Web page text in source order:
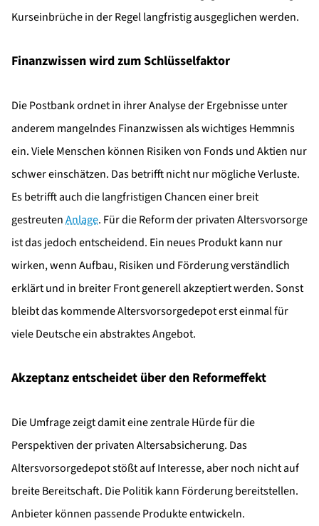
Kurseinbrüche in der Regel langfristig ausgeglichen werden.
Finanzwissen wird zum Schlüsselfaktor
Die Postbank ordnet in ihrer Analyse der Ergebnisse unter
anderem mangelndes Finanzwissen als wichtiges Hemmnis
ein. Viele Menschen können Risiken von Fonds und Aktien nur
schwer einschätzen. Das betrifft nicht nur mögliche Verluste.
Es betrifft auch die langfristigen Chancen einer breit
gestreutenAnlage. Für die Reform der privaten Altersvorsorge
ist das jedoch entscheidend. Ein neues Produkt kann nur
wirken, wenn Aufbau, Risiken und Förderung verständlich
erklärt und in breiter Front generell akzeptiert werden. Sonst
bleibt das kommende Altersvorsorgedepot erst einmal für
viele Deutsche ein abstraktes Angebot.
Akzeptanz entscheidet über den Reformeffekt
Die Umfrage zeigt damit eine zentrale Hürde für die
Perspektiven der privaten Altersabsicherung. Das
Altersvorsorgedepot stößt auf Interesse, aber noch nicht auf
breite Bereitschaft. Die Politik kann Förderung bereitstellen.
Anbieter können passende Produkte entwickeln.